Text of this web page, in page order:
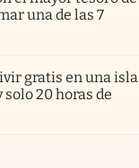
una de las 7
gratis en una isla
20 horas de